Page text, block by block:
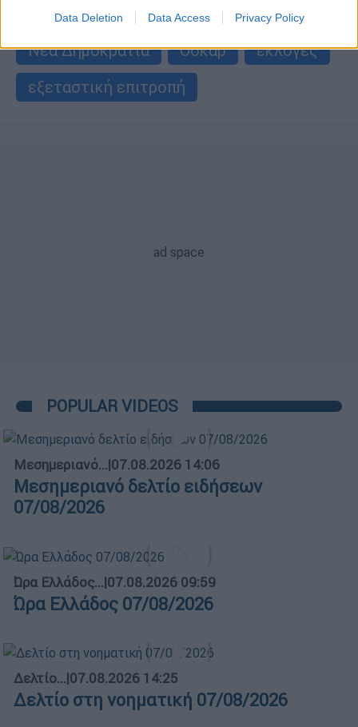
Data Deletion Data Access Privacy Policy
ειδήσεις τώρα
Πάτρα
μολότοφ
Νέα Δημοκρατία
Όσκαρ
εκλογές
εξεταστική επιτροπή
POPULAR VIDEOS
Μεσημεριανό...|07.08.2026 14:06
Μεσημεριανό δελτίο ειδήσεων
07/08/2026
Ώρα Ελλάδος...|07.08.2026 09:59
Ώρα Ελλάδος 07/08/2026
Δελτίο...|07.08.2026 14:25
Δελτίο στη νοηματική 07/08/2026